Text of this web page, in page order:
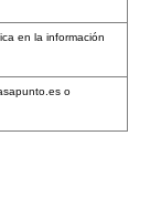
en la información
o